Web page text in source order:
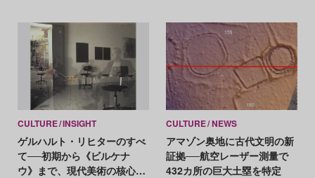
CULTURE INSIGHT
ゲルハルト・リヒターのすべ
て──初期から《ビルケナ
ウ》まで、現代美術の核心に
CULTURE NEWS
アマゾン奥地に古代文明の新
証拠──航空レーザー測量で
432カ所の巨大土塁を特定